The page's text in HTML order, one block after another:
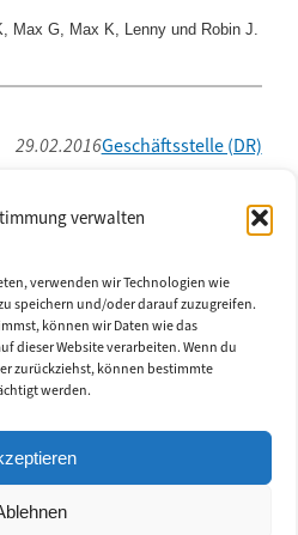
verwalten
verwenden wir Technologien wie
speichern und/oder darauf zuzugreifen.
können wir Daten wie das
dieser Website verarbeiten. Wenn du
zurückziehst, können bestimmte
werden.
Max G, Max K, Lenny und Robin J.
29.02.2016Geschäftsstelle (DR)
Media
Links)